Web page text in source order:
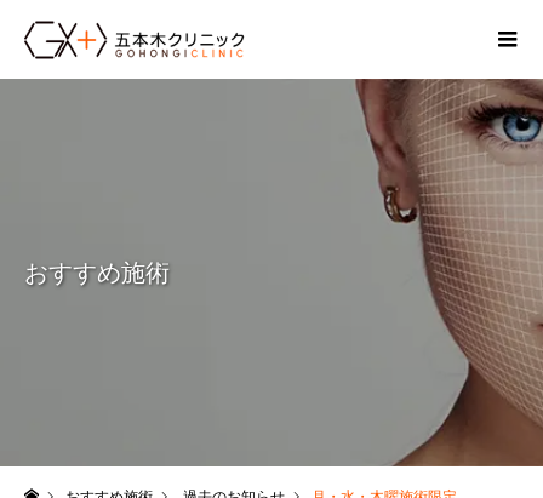
おすすめ施術